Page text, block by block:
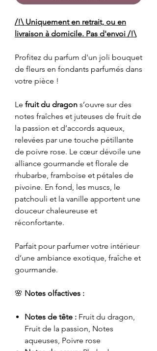
/!\ Uniquement en retrait, ou en
livraison à domicile. Pas d'envoi /!\
Profitez du parfum d'un joli bouquet
de fleurs en fondants parfumés dans
votre pièce !
Le fruit du dragon s’ouvre sur des
notes fraîches et juteuses de fruit de
la passion et d’accords aqueux,
relevées par une touche pétillante
de poivre rose. Le cœur dévoile une
alliance gourmande et florale de
rhubarbe, framboise et pétales de
pivoine. En fond, les muscs, le
patchouli et la vanille apportent une
douceur chaleureuse et
réconfortante.
Parfait pour parfumer votre intérieur
d’une ambiance exotique, fraîche et
gourmande.
🌸 Notes olfactives :
Notes de tête : Fruit du dragon,
Fruit de la passion, Notes
aqueuses, Poivre rose